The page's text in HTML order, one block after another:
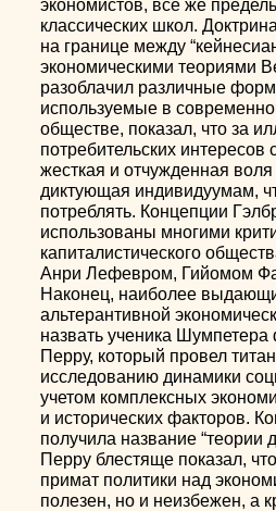
экономистов, все же
классических школ.
на границе между
экономическими теориями
разоблачил различные
используемые в
обществе, показал, что за
потребительских интересов
жесткая и отчужденная воля
диктующая индивидуумам,
потреблять. Концепции
использованы многими
капиталистического
Анри Лефевром, Гийомом
Наконец, наиболее
альтерантивной
назвать ученика
Перру, который провел
исследованию динамики
учетом комплексных
и исторических факторов.
получила название “теории
Перру блестяще показал,
примат политики над
полезен, но и неизбежен, а